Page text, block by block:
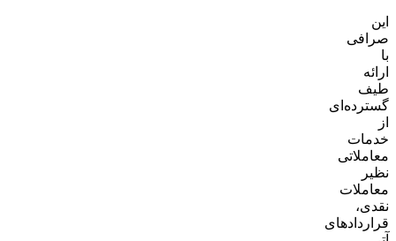
این
صرافی
با
ارائه
طیف
گسترده‌ای
از
خدمات
معاملاتی
نظیر
معاملات
نقدی،
قراردادهای